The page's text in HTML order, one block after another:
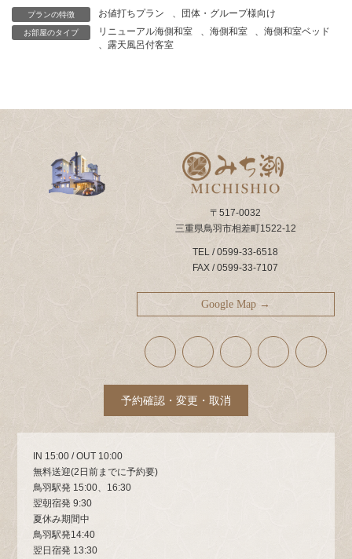
プランの特徴 お値打ちプラン 、 団体・グループ様向け
お部屋のタイプ リニューアル海側和室 、 海側和室 、海側和室ベッド
、 露天風呂付客室
〒517-0032
三重県鳥羽市相差町1522-12
TEL / 0599-33-6518
FAX / 0599-33-7107
Google Map →
ア
イ
コ
ン
ン
ク
ア
イ
コ
ン
ン
ク
ア
イ
コ
ン
ン
ク
ア
イ
コ
ン
ア
イ
コ
ン
予約確認・変更・取消
IN 15:00 / OUT 10:00
無料送迎(2日前までに予約要)
鳥羽駅発 15:00、16:30
翌朝宿発 9:30
夏休み期間中
鳥羽駅発14:40
翌日宿発 13:30